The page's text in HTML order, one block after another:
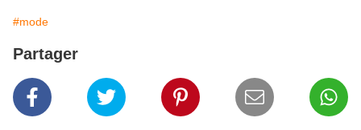
#mode
Partager